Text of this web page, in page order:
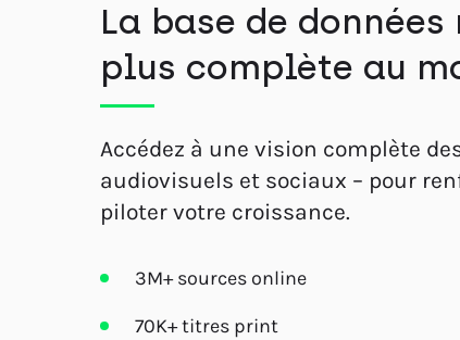
La base de
plus complète au
Accédez à une vision complète
audiovisuels et sociaux – pour
piloter votre croissance.
3M+ sources online
70K+ titres print